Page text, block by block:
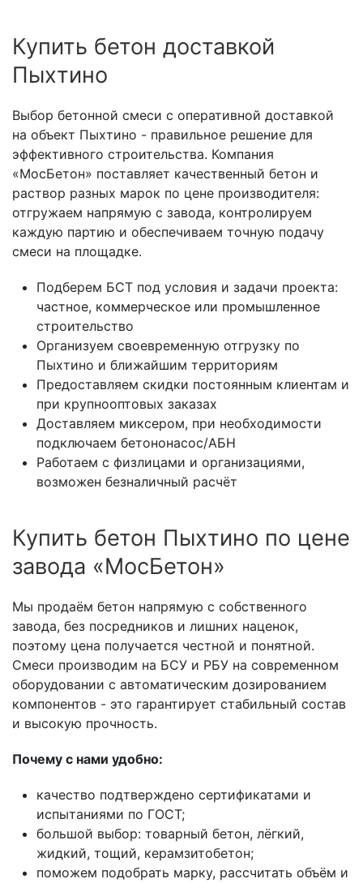
Купить бетон доставкой
Пыхтино
Выбор бетонной смеси с оперативной доставкой
на объект Пыхтино - правильное решение для
эффективного строительства. Компания
«МосБетон» поставляет качественный бетон и
раствор разных марок по цене производителя:
отгружаем напрямую с завода, контролируем
каждую партию и обеспечиваем точную подачу
смеси на площадке.
Подберем БСТ под условия и задачи проекта:
частное, коммерческое или промышленное
строительство
Организуем своевременную отгрузку по
Пыхтино и ближайшим территориям
Предоставляем скидки постоянным клиентам и
при крупнооптовых заказах
Доставляем миксером, при необходимости
подключаем бетононасос/АБН
Работаем с физлицами и организациями,
возможен безналичный расчёт
Купить бетон Пыхтино по цене
завода «МосБетон»
Мы продаём бетон напрямую с собственного
завода, без посредников и лишних наценок,
поэтому цена получается честной и понятной.
Смеси производим на БСУ и РБУ на современном
оборудовании с автоматическим дозированием
компонентов - это гарантирует стабильный состав
и высокую прочность.
Почему с нами удобно:
качество подтверждено сертификатами и
испытаниями по ГОСТ;
большой выбор: товарный бетон, лёгкий,
жидкий, тощий, керамзитобетон;
поможем подобрать марку, рассчитать объём и